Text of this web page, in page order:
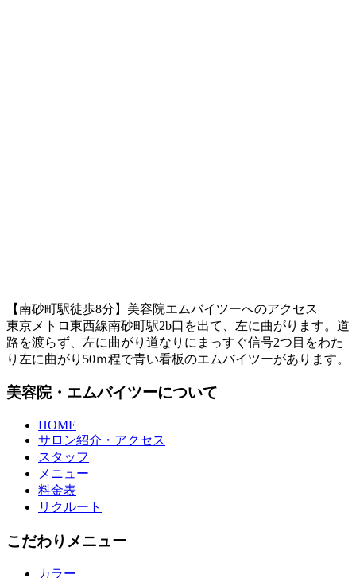
【南砂町駅徒歩8分】美容院エムバイツーへのアクセス
東京メトロ東西線南砂町駅2b口を出て、左に曲がります。道
路を渡らず、左に曲がり道なりにまっすぐ信号2つ目をわた
り左に曲がり50ｍ程で青い看板のエムバイツーがあります。
美容院・エムバイツーについて
HOME
サロン紹介・アクセス
スタッフ
メニュー
料金表
リクルート
こだわりメニュー
カラー